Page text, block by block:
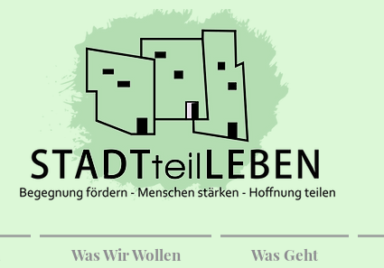
Was Wir Wollen Was Geht